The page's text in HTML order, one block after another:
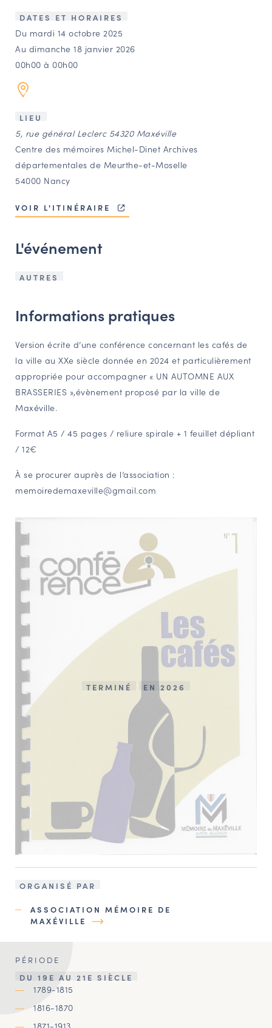
CONTACT
Agenda
Annuaire
Ressources
OFFRES D’EMPLOI ET DE STAGE
BOURSE D’ÉCHANGE
OUTILS EN LIGNE
CARTES DES NAUDIN
Espace acteurs
Comité d'Histoire Régionale
Service Inventaire et Patrimoines de la Région Grand Est
Amateurs d’histoire et de patrimoine
Responsables de structures
Étudiants & chercheurs
DATES ET HORAIRES
Du mardi 14 octobre 2025
Au dimanche 18 janvier 2026
00h00 à 00h00
LIEU
5, rue général Leclerc 54320 Maxéville
Centre des mémoires Michel-Dinet Archives
départementales de Meurthe-et-Moselle
54000 Nancy
VOIR L'ITINÉRAIRE
L'événement
AUTRES
Informations pratiques
Version écrite d’une conférence concernant les cafés de
la ville au XXe siècle donnée en 2024 et particulièrement
appropriée pour accompagner « UN AUTOMNE AUX
BRASSERIES »,évènement proposé par la ville de
Maxéville.
Format A5 / 45 pages / reliure spirale + 1 feuillet dépliant
/ 12€
À se procurer auprès de l’association :
memoiredemaxeville@gmail.com
TERMINÉ EN 2026
ORGANISÉ PAR
ASSOCIATION MÉMOIRE DE
MAXÉVILLE
PÉRIODE
DU 19E AU 21E SIÈCLE
1789-1815
1816-1870
1871-1913